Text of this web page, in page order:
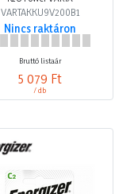
VARTAKKU9V200B1
Nincs raktáron
Bruttó listaár
5 079 Ft
/ db